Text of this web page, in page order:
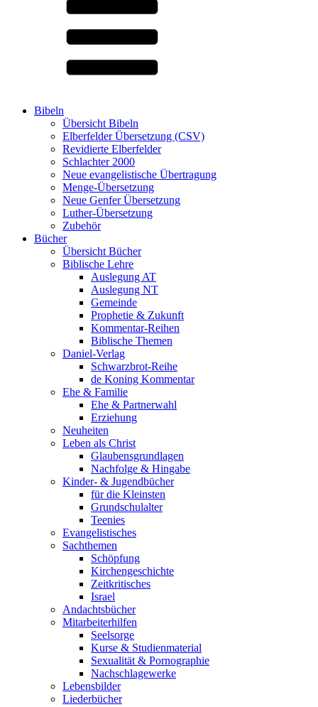
Bibeln
Übersicht Bibeln
Elberfelder Übersetzung (CSV)
Revidierte Elberfelder
Schlachter 2000
Neue evangelistische Übertragung
Menge-Übersetzung
Neue Genfer Übersetzung
Luther-Übersetzung
Zubehör
Bücher
Übersicht Bücher
Biblische Lehre
Auslegung AT
Auslegung NT
Gemeinde
Prophetie & Zukunft
Kommentar-Reihen
Biblische Themen
Daniel-Verlag
Schwarzbrot-Reihe
de Koning Kommentar
Ehe & Familie
Ehe & Partnerwahl
Erziehung
Neuheiten
Leben als Christ
Glaubensgrundlagen
Nachfolge & Hingabe
Kinder- & Jugendbücher
für die Kleinsten
Grundschulalter
Teenies
Evangelistisches
Sachthemen
Schöpfung
Kirchengeschichte
Zeitkritisches
Israel
Andachtsbücher
Mitarbeiterhilfen
Seelsorge
Kurse & Studienmaterial
Sexualität & Pornographie
Nachschlagewerke
Lebensbilder
Liederbücher